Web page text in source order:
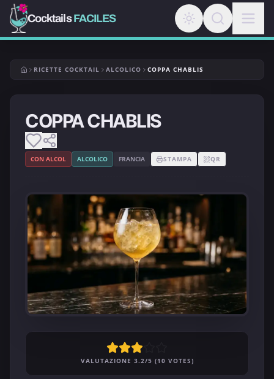
CocktailsFACILES
RICETTE COCKTAIL ALCOLICO COPPA CHABLIS
COPPA CHABLIS
CON ALCOL ALCOLICO FRANCIA STAMPA QR
VALUTAZIONE 3.2/5 (10 VOTES)